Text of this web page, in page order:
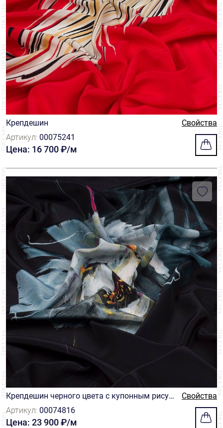
Крепдешин
Свойства
Артикул: 00075241
Цена: 16 700 ₽/м
Крепдешин черного цвета с купонным рисун
ком. Принт в виде очень крупного серо-бело
го пиона
Свойства
Артикул: 00074816
Цена: 23 900 ₽/м